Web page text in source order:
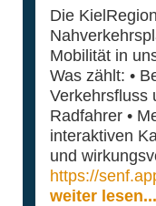
Die
Mobilität in
Was zählt: •
Verkehrsfluss
Radfahrer •
interaktiven
und
https://
weiter lesen...